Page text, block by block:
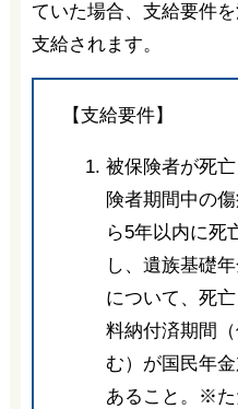
ていた場合、支給要件
支給されます。
【支給要件】
被保険者が死
険者期間中の
ら5年以内に死
し、遺族基礎
について、死
料納付済期間
む）が国民年
あること。※た